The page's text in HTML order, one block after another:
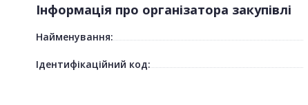
Інформація про організатора закупівлі
Найменування:
Ідентифікаційний код: